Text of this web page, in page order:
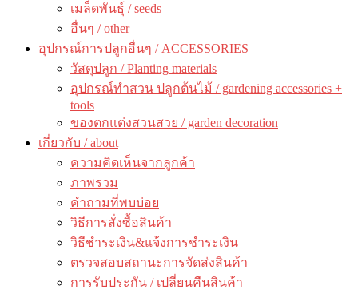
เมล็ดพันธุ์ / seeds
อื่นๆ / other
อุปกรณ์การปลูกอื่นๆ / ACCESSORIES
วัสดุปลูก / Planting materials
อุปกรณ์ทำสวน ปลูกต้นไม้ / gardening accessories +
tools
ของตกแต่งสวนสวย / garden decoration
เกี่ยวกับ / about
ความคิดเห็นจากลูกค้า
ภาพรวม
คำถามที่พบบ่อย
วิธีการสั่งซื้อสินค้า
วิธีชำระเงิน&แจ้งการชำระเงิน
ตรวจสอบสถานะการจัดส่งสินค้า
การรับประกัน / เปลี่ยนคืนสินค้า